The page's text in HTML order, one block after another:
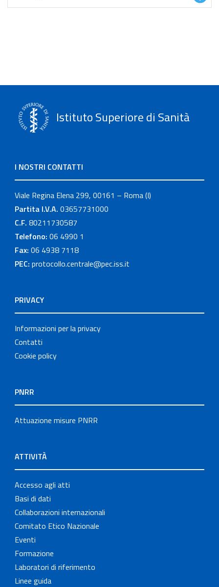
Istituto Superiore di Sanità
I NOSTRI CONTATTI
Viale Regina Elena 299, 00161 – Roma (I)
Partita I.V.A. 03657731000
C.F. 80211730587
Telefono: 06 4990 1
Fax: 06 4938 7118
PEC: protocollo.centrale@pec.iss.it
PRIVACY
Informazioni per la privacy
Contatti
Cookie policy
PNRR
Attuazione misure PNRR
ATTIVITÀ
Accesso agli atti
Basi di dati
Collaborazioni internazionali
Comitato Etico Nazionale
Eventi
Formazione
Laboratori di riferimento
Linee guida